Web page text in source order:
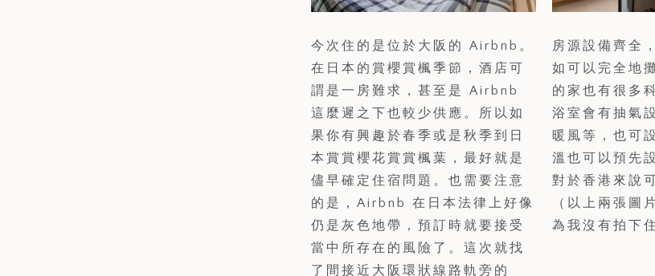
今次住的是位於大阪的 Airbnb。
在日本的賞櫻賞楓季節，酒店可
謂是一房難求，甚至是 Airbnb
這麼遲之下也較少供應。所以如
果你有興趣於春季或是秋季到日
本賞賞櫻花賞賞楓葉，最好就是
儘早確定住宿問題。也需要注意
的是，Airbnb 在日本法律上好像
仍是灰色地帶，預訂時就要接受
當中所存在的風險了。這次就找
了間接近大阪環狀線路軌旁的
房源設備齊全
如可以完全地
的家也有很多
浴室會有抽氣
暖風等，也可
溫也可以預先
對於香港來說
（以上兩張圖
為我沒有拍下